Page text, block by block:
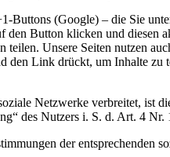
Buttons (Google) – die Sie
Button klicken und
Unsere Seiten nutzen
den Link drückt, um Inhalte zu
Netzwerke verbreitet,
des Nutzers i. S. d. Art. 4
der entsprechenden